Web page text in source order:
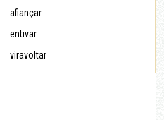
afiançar
entivar
viravoltar